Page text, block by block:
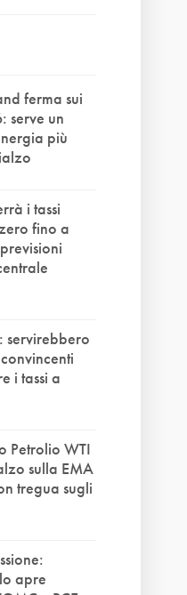
ferma sui
serve un
più
i tassi
fino a
servirebbero
i tassi a
Petrolio WTI
sulla EMA
tregua sugli
apre